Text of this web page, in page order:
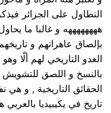
التطاول على الجزائر
ههههههههه و غالبا ما
بإلصاق عاهراتهم و
العدو التاريخي لهم ألّا
بالنسخ و اللصق للتشويش
الحقائق التاريخية , و هي
تاريخ في يكيبيديا